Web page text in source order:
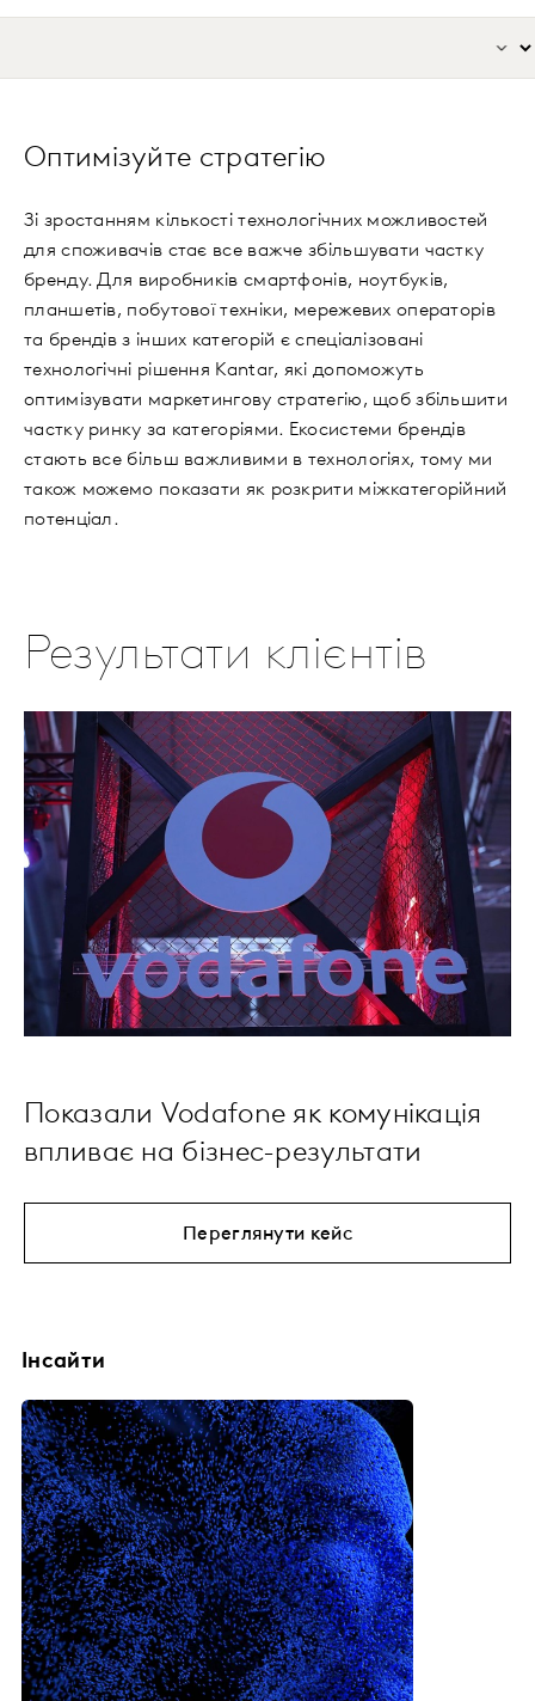
Оптимізуйте стратегію
Зі зростанням кількості технологічних можливостей
для споживачів стає все важче збільшувати частку
бренду. Для виробників смартфонів, ноутбуків,
планшетів, побутової техніки, мережевих операторів
та брендів з інших категорій є спеціалізовані
технологічні рішення Kantar, які допоможуть
оптимізувати маркетингову стратегію, щоб збільшити
частку ринку за категоріями. Екосистеми брендів
стають все більш важливими в технологіях, тому ми
також можемо показати як розкрити міжкатегорійний
потенціал.
Результати клієнтів
Показали Vodafone як комунікація
впливає на бізнес-результати
Переглянути кейс
Інсайти